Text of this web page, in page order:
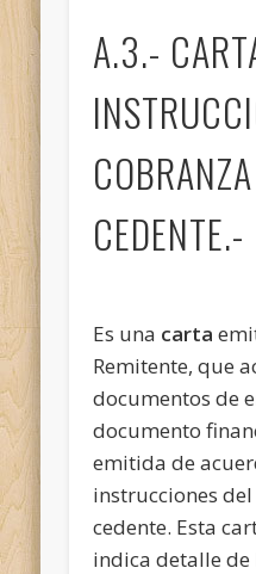
A.3.-
CEDENTE.-
Es una carta
Remitente, que
documentos de
documento
emitida de
instrucciones
cedente. Esta
indica detalle